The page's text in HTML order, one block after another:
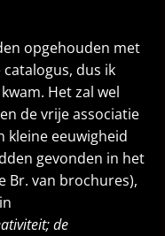
opgehouden met
dus ik
Het zal wel
de vrije associatie
kleine eeuwigheid
gevonden in het
Br. van brochures),
de